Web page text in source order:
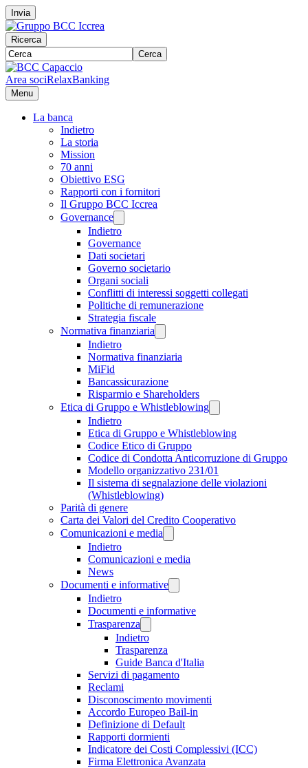
Invia
Ricerca
Cerca
Area sociRelaxBanking
Menu
La banca
Indietro
La storia
Mission
70 anni
Obiettivo ESG
Rapporti con i fornitori
Il Gruppo BCC Iccrea
Governance
Indietro
Governance
Dati societari
Governo societario
Organi sociali
Conflitti di interessi soggetti collegati
Politiche di remunerazione
Strategia fiscale
Normativa finanziaria
Indietro
Normativa finanziaria
MiFid
Bancassicurazione
Risparmio e Shareholders
Etica di Gruppo e Whistleblowing
Indietro
Etica di Gruppo e Whistleblowing
Codice Etico di Gruppo
Codice di Condotta Anticorruzione di Gruppo
Modello organizzativo 231/01
Il sistema di segnalazione delle violazioni
(Whistleblowing)
Parità di genere
Carta dei Valori del Credito Cooperativo
Comunicazioni e media
Indietro
Comunicazioni e media
News
Documenti e informative
Indietro
Documenti e informative
Trasparenza
Indietro
Trasparenza
Guide Banca d'Italia
Servizi di pagamento
Reclami
Disconoscimento movimenti
Accordo Europeo Bail-in
Definizione di Default
Rapporti dormienti
Indicatore dei Costi Complessivi (ICC)
Firma Elettronica Avanzata